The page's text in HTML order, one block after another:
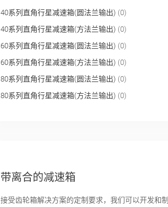
40系列直角行星减速箱(圆法兰输出) (0)
40系列直角行星减速箱(方法兰输出) (0)
60系列直角行星减速箱(圆法兰输出) (0)
60系列直角行星减速箱(方法兰输出) (0)
80系列直角行星减速箱(圆法兰输出) (0)
80系列直角行星减速箱(方法兰输出) (0)
带离合的减速箱
接受齿轮箱解决方案的定制要求，我们可以开发和